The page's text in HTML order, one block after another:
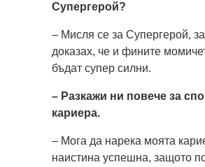
Супергерой?
– Мисля се за Супергерой,
доказах, че и фините
бъдат супер силни.
– Разкажи ни повече за
кариера.
– Мога да нарека моята
наистина успешна, защото